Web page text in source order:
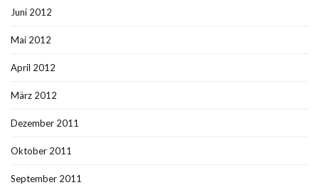
Juni 2012
Mai 2012
April 2012
März 2012
Dezember 2011
Oktober 2011
September 2011